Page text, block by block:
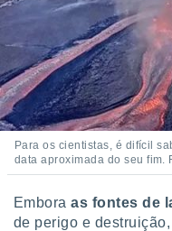
Para os cientistas, é difícil
data aproximada do seu fim.
Emboraas fontes de
de perigo e